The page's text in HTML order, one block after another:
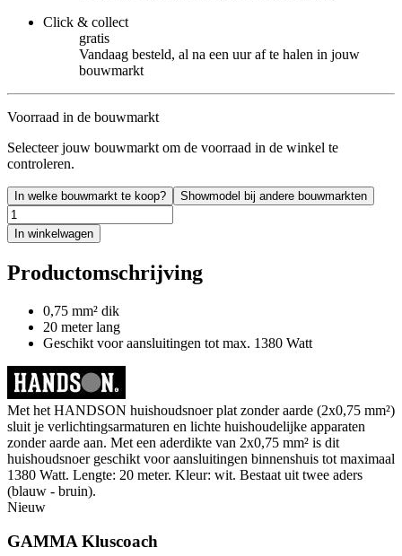
Click & collect
gratis
Vandaag besteld, al na een uur af te halen in jouw
bouwmarkt
Voorraad in de bouwmarkt
Selecteer jouw bouwmarkt om de voorraad in de winkel te
controleren.
In welke bouwmarkt te koop? Showmodel bij andere bouwmarkten
In winkelwagen
Productomschrijving
0,75 mm² dik
20 meter lang
Geschikt voor aansluitingen tot max. 1380 Watt
Met het HANDSON huishoudsnoer plat zonder aarde (2x0,75 mm²)
sluit je verlichtingsarmaturen en lichte huishoudelijke apparaten
zonder aarde aan. Met een aderdikte van 2x0,75 mm² is dit
huishoudsnoer geschikt voor aansluitingen binnenshuis tot maximaal
1380 Watt. Lengte: 20 meter. Kleur: wit. Bestaat uit twee aders
(blauw - bruin).
Nieuw
GAMMA Kluscoach